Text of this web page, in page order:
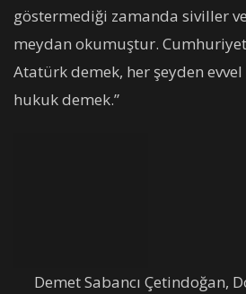
göstermediği zamanda siviller
meydan okumuştur.
Atatürk demek, her şeyden
hukuk demek.”
Demet Sabancı Çetindoğan,